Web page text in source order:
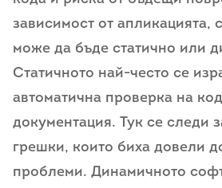
зависимост от апликацията,
може да бъде статично или
Статичното най-често се
автоматична проверка на
документация. Тук се следи
грешки, които биха довели
проблеми. Динамичното